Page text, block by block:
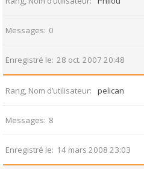
Messages 0
Enregistré le 28 oct. 2007 20:48
Rang, Nom d’utilisateur pelican
Messages 8
Enregistré le 14 mars 2008 23:03